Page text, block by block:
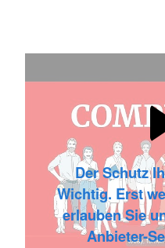
Der Schutz
Wichtig. Erst
erlauben Sie
Anbieter-